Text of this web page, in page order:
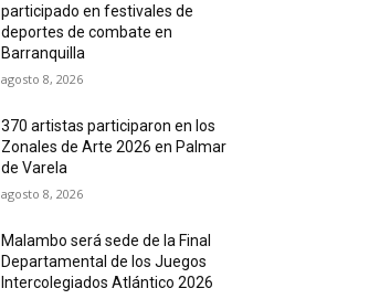
participado en festivales de
deportes de combate en
Barranquilla
agosto 8, 2026
370 artistas participaron en los
Zonales de Arte 2026 en Palmar
de Varela
agosto 8, 2026
Malambo será sede de la Final
Departamental de los Juegos
Intercolegiados Atlántico 2026